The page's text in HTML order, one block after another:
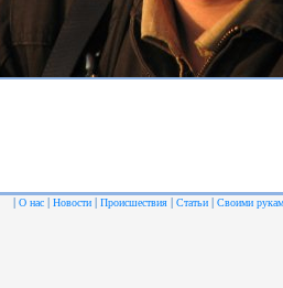
| О нас | Новости | Происшествия | Статьи | Своими